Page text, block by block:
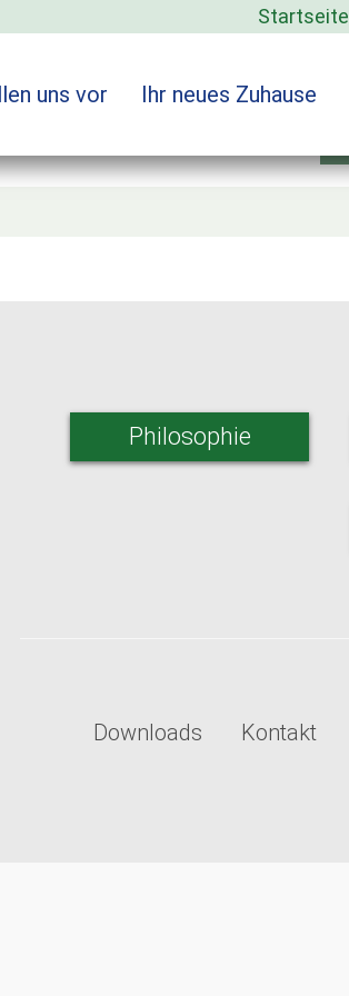
Startseite
uns vor Ihr neues Zuhause
Philosophie
Downloads Kontakt